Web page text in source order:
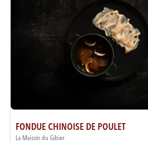
FONDUE CHINOISE DE POULET
La Maison du Gibier